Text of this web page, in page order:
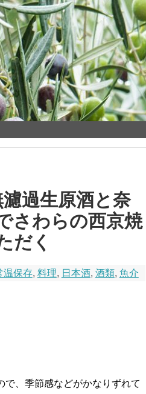
過生原酒と奈
さわらの西京焼
だく
温保存, 料理, 日本酒, 酒類, 魚介
で、季節感などがかなりずれて